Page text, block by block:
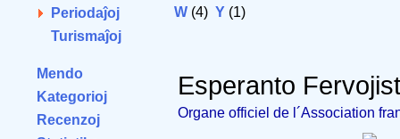
Periodaĵoj
Turismaĵoj
Mendo
Kategorioj
Recenzoj
W (4) Y (1)
Esperanto
Organe officiel de l´Association